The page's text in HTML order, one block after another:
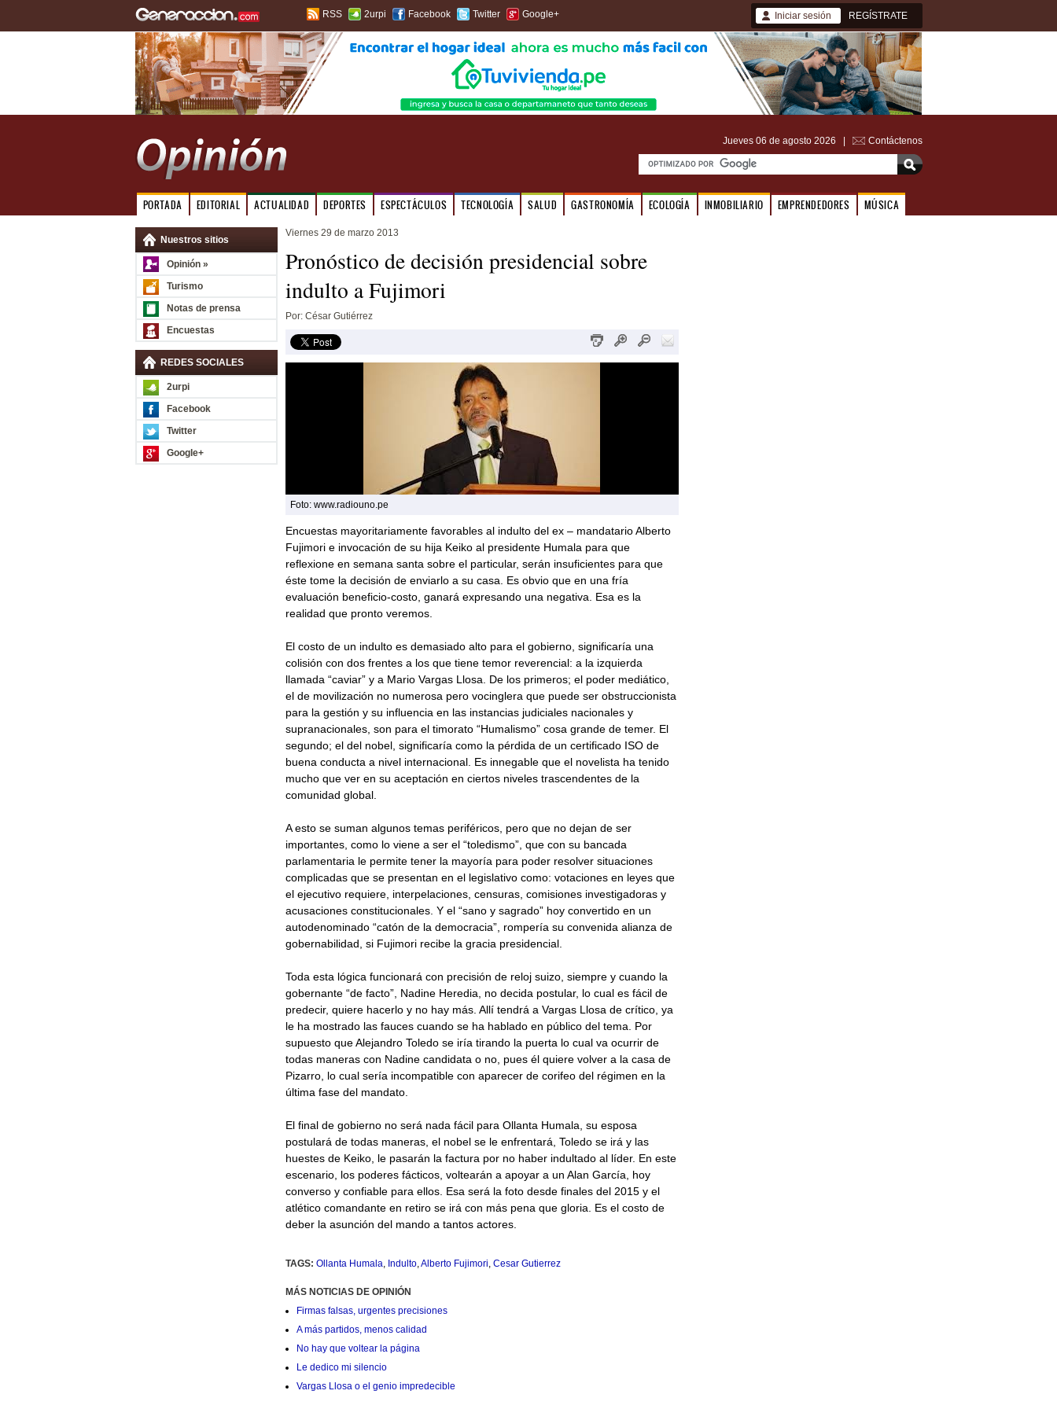
RSS 2urpi Facebook Twitter Google+ Iniciar sesión REGÍSTRATE
Jueves 06 de agosto 2026 | Contáctenos
PORTADA EDITORIAL ACTUALIDAD DEPORTES ESPECTÁCULOS TECNOLOGÍA SALUD GASTRONOMÍA ECOLOGÍA INMOBILIARIO EMPRENDEDORES MÚSICA
Nuestros sitios
Opinión »
Turismo
Notas de prensa
Encuestas
REDES SOCIALES
2urpi
Facebook
Twitter
Google+
Viernes 29 de marzo 2013
Pronóstico de decisión presidencial sobre
indulto a Fujimori
Por: César Gutiérrez
Foto: www.radiouno.pe
Encuestas mayoritariamente favorables al indulto del ex – mandatario Alberto
Fujimori e invocación de su hija Keiko al presidente Humala para que
reflexione en semana santa sobre el particular, serán insuficientes para que
éste tome la decisión de enviarlo a su casa. Es obvio que en una fría
evaluación beneficio-costo, ganará expresando una negativa. Esa es la
realidad que pronto veremos.
El costo de un indulto es demasiado alto para el gobierno, significaría una
colisión con dos frentes a los que tiene temor reverencial: a la izquierda
llamada “caviar” y a Mario Vargas Llosa. De los primeros; el poder mediático,
el de movilización no numerosa pero vocinglera que puede ser obstruccionista
para la gestión y su influencia en las instancias judiciales nacionales y
supranacionales, son para el timorato “Humalismo” cosa grande de temer. El
segundo; el del nobel, significaría como la pérdida de un certificado ISO de
buena conducta a nivel internacional. Es innegable que el novelista ha tenido
mucho que ver en su aceptación en ciertos niveles trascendentes de la
comunidad global.
A esto se suman algunos temas periféricos, pero que no dejan de ser
importantes, como lo viene a ser el “toledismo”, que con su bancada
parlamentaria le permite tener la mayoría para poder resolver situaciones
complicadas que se presentan en el legislativo como: votaciones en leyes que
el ejecutivo requiere, interpelaciones, censuras, comisiones investigadoras y
acusaciones constitucionales. Y el “sano y sagrado” hoy convertido en un
autodenominado “catón de la democracia”, rompería su convenida alianza de
gobernabilidad, si Fujimori recibe la gracia presidencial.
Toda esta lógica funcionará con precisión de reloj suizo, siempre y cuando la
gobernante “de facto”, Nadine Heredia, no decida postular, lo cual es fácil de
predecir, quiere hacerlo y no hay más. Allí tendrá a Vargas Llosa de crítico, ya
le ha mostrado las fauces cuando se ha hablado en público del tema. Por
supuesto que Alejandro Toledo se iría tirando la puerta lo cual va ocurrir de
todas maneras con Nadine candidata o no, pues él quiere volver a la casa de
Pizarro, lo cual sería incompatible con aparecer de corifeo del régimen en la
última fase del mandato.
El final de gobierno no será nada fácil para Ollanta Humala, su esposa
postulará de todas maneras, el nobel se le enfrentará, Toledo se irá y las
huestes de Keiko, le pasarán la factura por no haber indultado al líder. En este
escenario, los poderes fácticos, voltearán a apoyar a un Alan García, hoy
converso y confiable para ellos. Esa será la foto desde finales del 2015 y el
atlético comandante en retiro se irá con más pena que gloria. Es el costo de
deber la asunción del mando a tantos actores.
TAGS: Ollanta Humala, Indulto,Alberto Fujimori, Cesar Gutierrez
MÁS NOTICIAS DE OPINIÓN
Firmas falsas, urgentes precisiones
A más partidos, menos calidad
No hay que voltear la página
Le dedico mi silencio
Vargas Llosa o el genio impredecible